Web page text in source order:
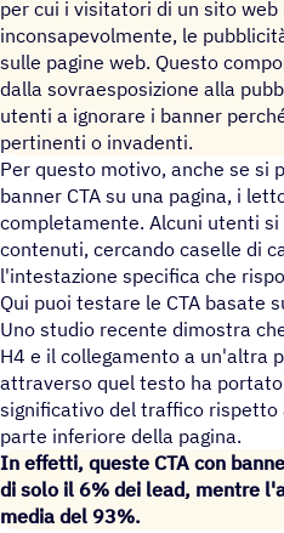
per cui i visitatori di un sito
inconsapevolmente, le
sulle pagine web. Questo
dalla sovraesposizione alla
utenti a ignorare i banner
pertinenti o invadenti.
Per questo motivo, anche se si
banner CTA su una pagina, i
completamente. Alcuni utenti
contenuti, cercando caselle di
l'intestazione specifica che
Qui puoi testare le CTA basate
Uno studio recente dimostra
H4 e il collegamento a un'altra
attraverso quel testo ha
significativo del traffico rispetto
parte inferiore della pagina.
In effetti, queste CTA con
di solo il 6% dei lead, mentre
media del 93%.